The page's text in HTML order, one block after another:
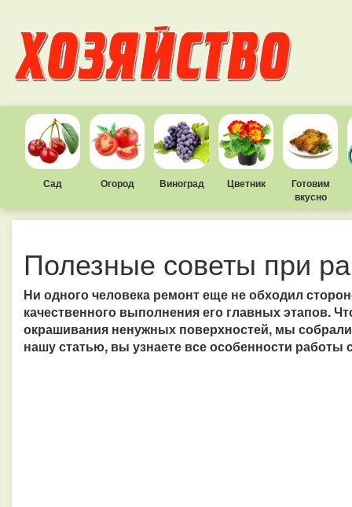
Сад Огород Виноград Цветник
Готовим
вкусно
Полезные советы при
Ни одного человека ремонт еще не обходил
качественного выполнения его главных этапов.
окрашивания ненужных поверхностей, мы
нашу статью, вы узнаете все особенности работы